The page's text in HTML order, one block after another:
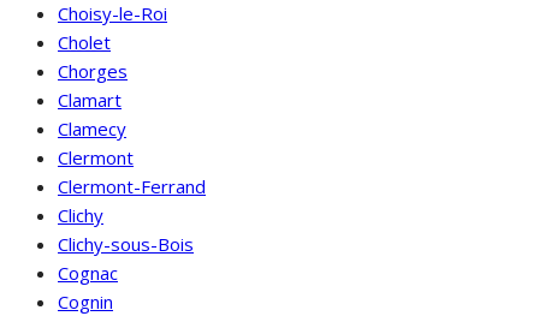
Choisy-le-Roi
Cholet
Chorges
Clamart
Clamecy
Clermont
Clermont-Ferrand
Clichy
Clichy-sous-Bois
Cognac
Cognin